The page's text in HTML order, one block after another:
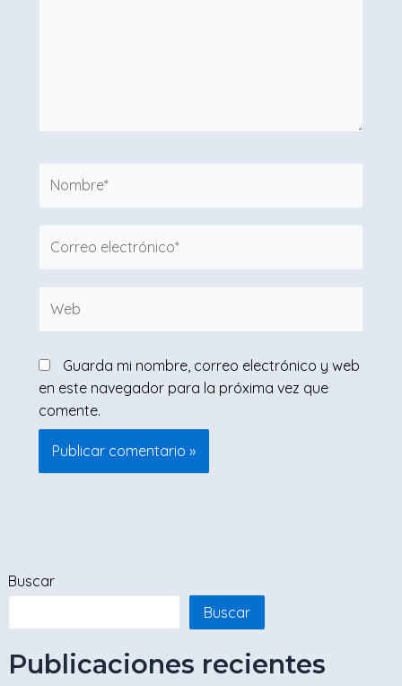
Buscar
Buscar
Publicaciones recientes
electrónico*
Guarda mi nombre, correo electrónico y web
en este navegador para la próxima vez que
comente.